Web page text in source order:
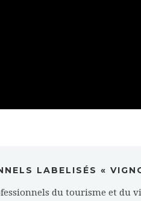
LABELISÉS «
du tourisme et du